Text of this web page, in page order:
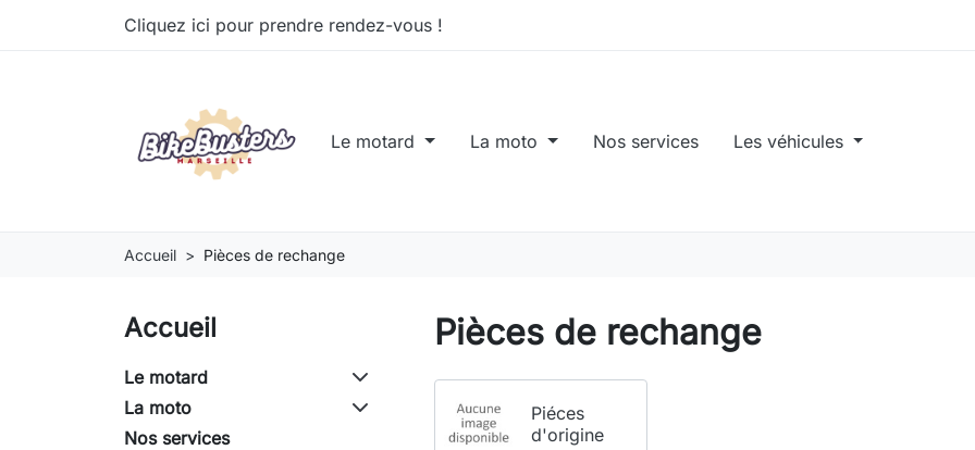
Cliquez ici pour prendre rendez-vous !
Le motard La moto Nos services Les véhicules
Accueil Pièces de rechange
Accueil
Le motard
La moto
Nos services
Pièces de rechange
Piéces
d'origine